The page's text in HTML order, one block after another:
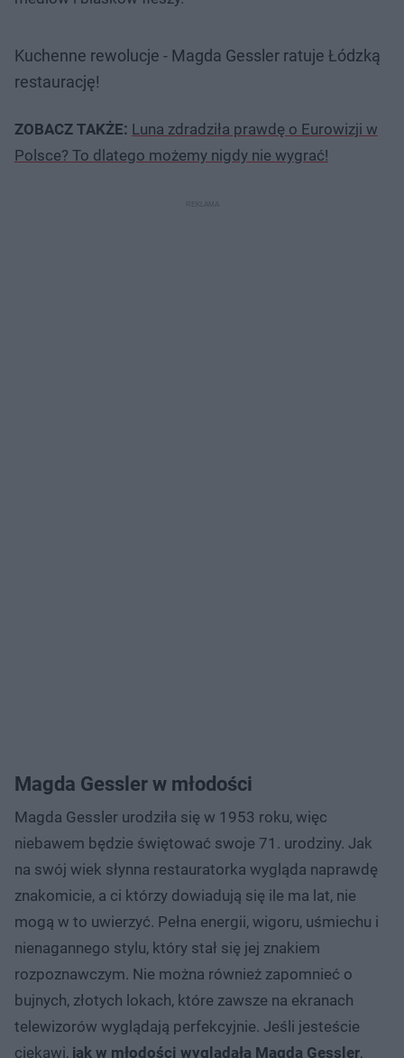
Kuchenne rewolucje - Magda Gessler ratuje Łódzką
restaurację!
ZOBACZ TAKŻE: Luna zdradziła prawdę o Eurowizji w
Polsce? To dlatego możemy nigdy nie wygrać!
Magda Gessler w młodości
Magda Gessler urodziła się w 1953 roku, więc
niebawem będzie świętować swoje 71. urodziny. Jak
na swój wiek słynna restauratorka wygląda naprawdę
znakomicie, a ci którzy dowiadują się ile ma lat, nie
mogą w to uwierzyć. Pełna energii, wigoru, uśmiechu i
nienagannego stylu, który stał się jej znakiem
rozpoznawczym. Nie można również zapomnieć o
bujnych, złotych lokach, które zawsze na ekranach
telewizorów wyglądają perfekcyjnie. Jeśli jesteście
ciekawi, jak w młodości wyglądała Magda Gessler,